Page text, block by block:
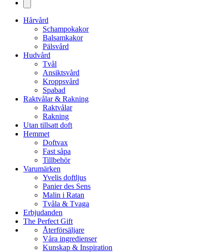
Hårvård
Schampokakor
Balsamkakor
Pälsvård
Hudvård
Tvål
Ansiktsvård
Kroppsvård
Spabad
Raktvålar & Rakning
Raktvålar
Rakning
Utan tillsatt doft
Hemmet
Doftvax
Fast såpa
Tillbehör
Varumärken
Yvelis doftljus
Panier des Sens
Malin i Ratan
Tvåla & Tvaga
Erbjudanden
The Perfect Gift
Återförsäljare
Våra ingredienser
Kunskap & Inspiration